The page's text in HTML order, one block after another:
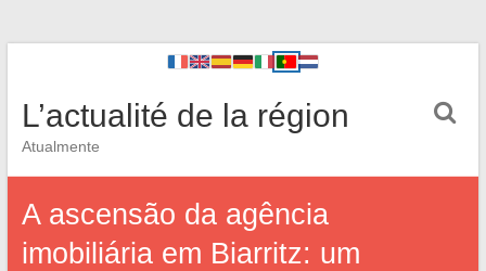
L’actualité de la région
Atualmente
A ascensão da agência
imobiliária em Biarritz: um